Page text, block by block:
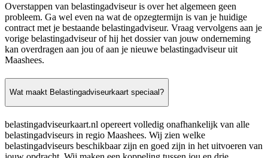
Overstappen van belastingadviseur is over het algemeen geen
probleem. Ga wel even na wat de opzegtermijn is van je huidige
contract met je bestaande belastingadviseur. Vraag vervolgens aan je
vorige belastingadviseur of hij het dossier van jouw onderneming
kan overdragen aan jou of aan je nieuwe belastingadviseur uit
Maashees.
Wat maakt Belastingadviseurkaart speciaal?
belastingadviseurkaart.nl opereert volledig onafhankelijk van alle
belastingadviseurs in regio Maashees. Wij zien welke
belastingadviseurs beschikbaar zijn en goed zijn in het uitvoeren van